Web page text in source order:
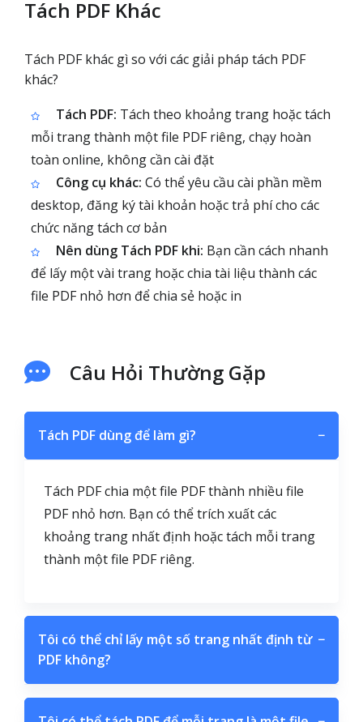
Tách PDF Khác
Tách PDF khác gì so với các giải pháp tách PDF
khác?
Tách PDF: Tách theo khoảng trang hoặc tách
mỗi trang thành một file PDF riêng, chạy hoàn
toàn online, không cần cài đặt
Công cụ khác: Có thể yêu cầu cài phần mềm
desktop, đăng ký tài khoản hoặc trả phí cho các
chức năng tách cơ bản
Nên dùng Tách PDF khi: Bạn cần cách nhanh
để lấy một vài trang hoặc chia tài liệu thành các
file PDF nhỏ hơn để chia sẻ hoặc in
Câu Hỏi Thường Gặp
Tách PDF dùng để làm gì? −
Tách PDF chia một file PDF thành nhiều file
PDF nhỏ hơn. Bạn có thể trích xuất các
khoảng trang nhất định hoặc tách mỗi trang
thành một file PDF riêng.
Tôi có thể chỉ lấy một số trang nhất định từ
PDF không?
−